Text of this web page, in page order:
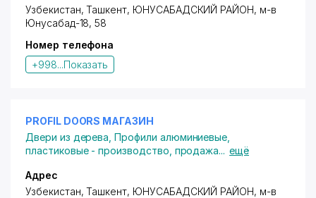
Узбекистан, Ташкент, ЮНУСАБАДСКИЙ РАЙОН, м-в
Юнусабад-18, 58
Номер телефона
+998...Показать
PROFIL DOORS МАГАЗИН
Двери из дерева ,Профили алюминиевые,
пластиковые - производство, продажа... ещё
Адрес
Узбекистан, Ташкент, ЮНУСАБАДСКИЙ РАЙОН, м-в